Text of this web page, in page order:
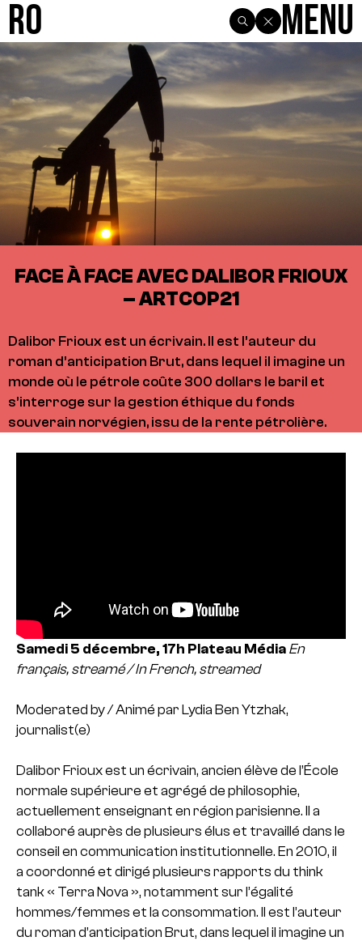
R0 Menu
FACE À FACE AVEC DALIBOR FRIOUX
– ARTCOP21
Dalibor Frioux est un écrivain. Il est l’auteur du
roman d’anticipation Brut, dans lequel il imagine un
monde où le pétrole coûte 300 dollars le baril et
s’interroge sur la gestion éthique du fonds
souverain norvégien, issu de la rente pétrolière.
Samedi 5 décembre, 17h Plateau Média En
français, streamé / In French, streamed
Moderated by / Animé par Lydia Ben Ytzhak,
journalist(e)
Dalibor Frioux est un écrivain, ancien élève de l’École
normale supérieure et agrégé de philosophie,
actuellement enseignant en région parisienne. Il a
collaboré auprès de plusieurs élus et travaillé dans le
conseil en communication institutionnelle. En 2010, il
a coordonné et dirigé plusieurs rapports du think
tank « Terra Nova », notamment sur l’égalité
hommes/femmes et la consommation. Il est l’auteur
du roman d’anticipation Brut, dans lequel il imagine un